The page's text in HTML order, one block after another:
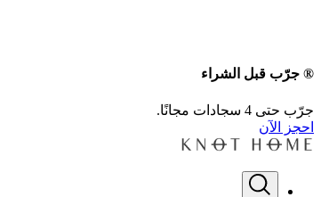
® جرّب قبل الشراء
جرّب حتى 4 سجادات مجانًا.
احجز الآن